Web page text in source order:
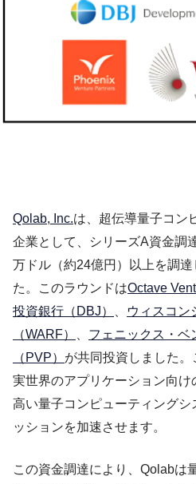
Qolab, Inc.は、超伝導量子コン
企業として、シリーズA資金調
万ドル（約24億円）以上を調
た。このラウンドはOctave
投資銀行（DBJ）
ウィスコン
（WARF）
フェニックス・ベ
（PVP） が共同投資しました
実世界のアプリケーション向
高い量子コンピューティングシ
ッションを加速させます。
この資金調達により、Qolabは